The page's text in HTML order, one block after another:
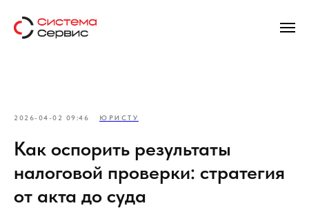
2026-04-02 09:46 ЮРИСТУ
Как оспорить результаты
налоговой проверки: стратегия
от акта до суда